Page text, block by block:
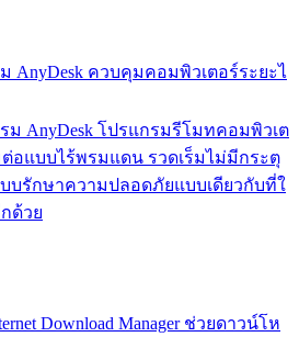
AnyDesk ควบคุมคอมพิวเตอร์ระยะไ
ม AnyDesk โปรแกรมรีโมทคอมพิวเต
อแบบไร้พรมแดน รวดเร็มไม่มีกระตุ
บรักษาความปลอดภัยแบบเดียวกับที่ใ
ด้วย
Download Manager ช่วยดาวน์โห